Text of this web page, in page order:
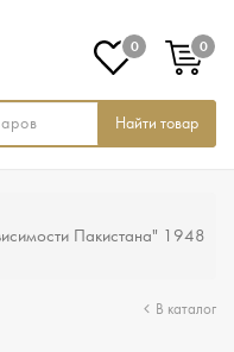
Найти товар
0 0
Пакистана" 1948
В каталог